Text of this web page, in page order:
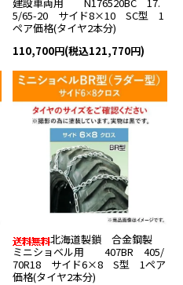
5/65-20 サイド8×10 SC型 1
ペア価格(タイヤ2本分)
110,700円(税込121,770円)
北海道製鎖 合金鋼製
ミニショベル用 407BR 405/
70R18 サイド6×8 S型 1ペア
価格(タイヤ2本分)